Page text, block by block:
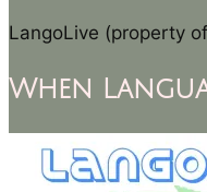
LangoLive (property
When